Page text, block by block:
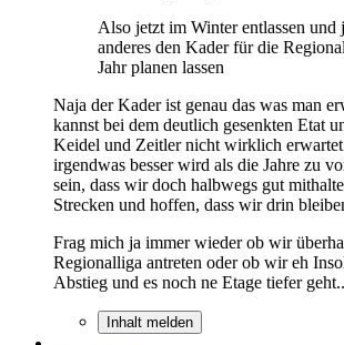
Also jetzt im Winter entlassen und
anderes den Kader für die
Jahr planen lassen
Naja der Kader ist genau das was man
kannst bei dem deutlich gesenkten Etat
Keidel und Zeitler nicht wirklich erwartet
irgendwas besser wird als die Jahre zu
sein, dass wir doch halbwegs gut
Strecken und hoffen, dass wir drin
Frag mich ja immer wieder ob wir
Regionalliga antreten oder ob wir eh
Abstieg und es noch ne Etage tiefer
Inhalt melden